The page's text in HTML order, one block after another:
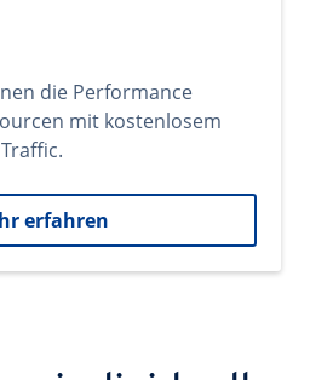
die Performance
mit kostenlosem
erfahren